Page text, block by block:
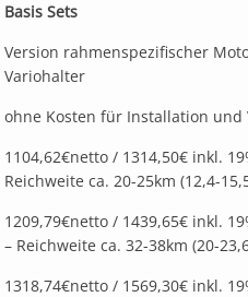
Basis Sets
Version rahmenspezifischer
Variohalter
ohne Kosten für Installation und
1104,62€netto / 1314,50€ inkl.
Reichweite ca. 20-25km (12,4-
1209,79€netto / 1439,65€ inkl.
– Reichweite ca. 32-38km (20-
1318,74€netto / 1569,30€ inkl.